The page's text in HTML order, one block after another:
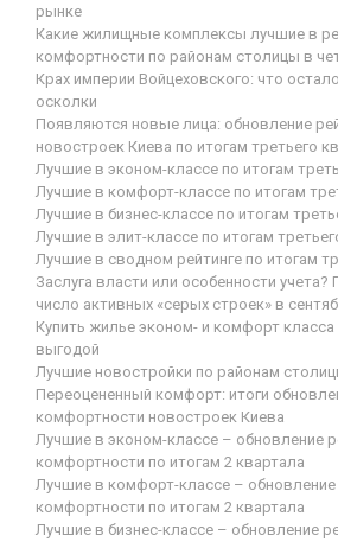
рынке
Какие жилищные комплексы лучшие в
комфортности по районам столицы в
Крах империи Войцеховского: что
осколки
Появляются новые лица: обновление
новостроек Киева по итогам третьего
Лучшие в эконом-классе по итогам
Лучшие в комфорт-классе по итогам
Лучшие в бизнес-классе по итогам
Лучшие в элит-классе по итогам
Лучшие в сводном рейтинге по итогам
Заслуга власти или особенности
число активных «серых строек» в
Купить жилье эконом- и комфорт
выгодой
Лучшие новостройки по районам
Переоцененный комфорт: итоги
комфортности новостроек Киева
Лучшие в эконом-классе – обновление
комфортности по итогам 2 квартала
Лучшие в комфорт-классе – обновление
комфортности по итогам 2 квартала
Лучшие в бизнес-классе – обновление